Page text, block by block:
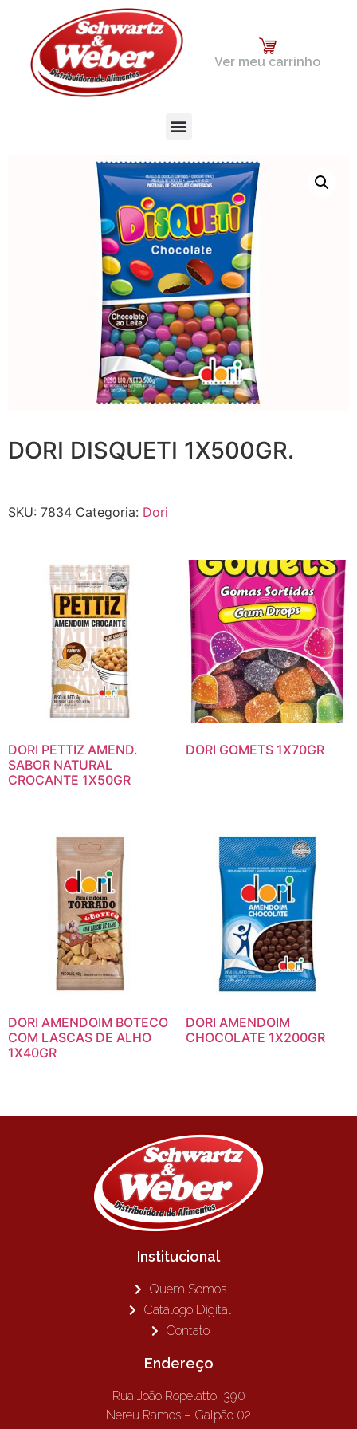
Ver meu carrinho
DORI DISQUETI 1X500GR.
SKU: 7834 Categoria: Dori
DORI PETTIZ AMEND.
SABOR NATURAL
CROCANTE 1X50GR
DORI GOMETS 1X70GR
DORI AMENDOIM BOTECO
COM LASCAS DE ALHO
1X40GR
DORI AMENDOIM
CHOCOLATE 1X200GR
Institucional
Quem Somos
Catálogo Digital
Contato
Endereço
Rua João Ropelatto, 390
Nereu Ramos – Galpão 02